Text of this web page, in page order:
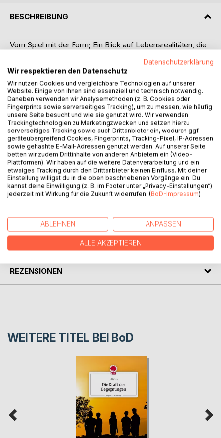
BESCHREIBUNG
Vom Spiel mit der Form; Ein Blick auf Lebensrealitäten, die
Ähnlichkeiten: Gefühle, die auf verschiedene Arten
verdrängt werden. Menschen, die in unterschiedlichster
Form Erlebnisse beiseite schieben, um in unscheinbaren
Augenblicken daran erinnert zu werden.
Kämpfe, die meist Frauen führen, gesellschaftliche
Probleme, die Massen betreffen, gepaart mit heiteren
Akzenten älterer Herrschaften.
Hinschauen, begreifen, wachsen. Muster verstehen, in
denen wir alle hängen. Dem Beachtung schenken, was
ungern gesehen wird.
Zuhören.
AUTOR/IN
REZENSIONEN
WEITERE TITEL BEI BoD
Datenschutzerklärung
Wir respektieren den Datenschutz
Wir nutzen Cookies und vergleichbare Technologien auf unserer
Website. Einige von ihnen sind essenziell und technisch notwendig.
Daneben verwenden wir Analysemethoden (z. B. Cookies oder
Fingerprints sowie serverseitiges Tracking), um zu messen, wie häufig
unsere Seite besucht und wie sie genutzt wird. Wir verwenden
Trackingtechnologien zu Marketingzwecken und setzen hierzu
serverseitiges Tracking sowie auch Drittanbieter ein, wodurch ggf.
geräteübergreifend Cookies, Fingerprints, Tracking-Pixel, IP-Adressen
sowie gehashte E-Mail-Adressen genutzt werden. Auf unserer Seite
betten wir zudem Drittinhalte von anderen Anbietern ein (Video-
Plattformen). Wir haben auf die weitere Datenverarbeitung und ein
etwaiges Tracking durch den Drittanbieter keinen Einfluss. Mit deiner
Einstellung willigst du in die oben beschriebenen Vorgänge ein. Du
kannst deine Einwilligung (z. B. im Footer unter „Privacy-Einstellungen“)
jederzeit mit Wirkung für die Zukunft widerrufen. (BoD-Impressum)
ABLEHNEN ANPASSEN
ALLE AKZEPTIEREN